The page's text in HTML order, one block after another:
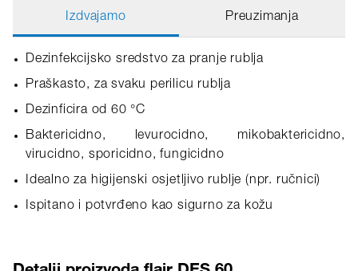
Izdvajamo Preuzimanja
Dezinfekcijsko sredstvo za pranje rublja
Praškasto, za svaku perilicu rublja
Dezinficira od 60 °C
Baktericidno, levurocidno, mikobaktericidno,
virucidno, sporicidno, fungicidno
Idealno za higijenski osjetljivo rublje (npr. ručnici)
Ispitano i potvrđeno kao sigurno za kožu